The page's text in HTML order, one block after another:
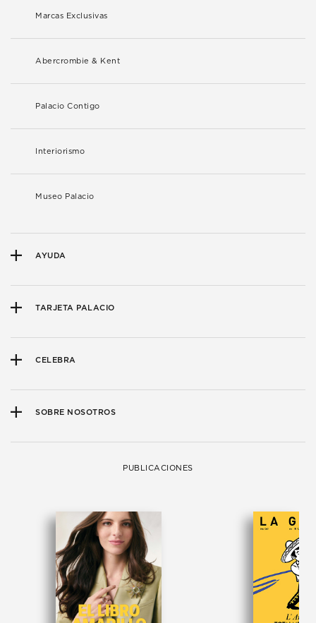
Marcas Exclusivas
Abercrombie & Kent
Palacio Contigo
Interiorismo
Museo Palacio
AYUDA
TARJETA PALACIO
CELEBRA
SOBRE NOSOTROS
PUBLICACIONES